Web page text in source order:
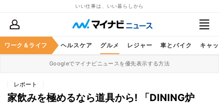
いい仕事は、いい暮らしから
ワーク＆ライフ
マネー 暮らし ヘルスケア グルメ レジャー 車とバイク キャ
Googleでマイナビニュースを優先表示する方法
レポート
家飲みを極めるなら道具から! 「DINING炉